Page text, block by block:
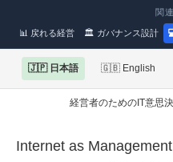
関
📊 戻れる経営 🏛 ガバナンス設計
🇯🇵 日本語 🇬🇧 English
経営者のためのIT意思
Internet as